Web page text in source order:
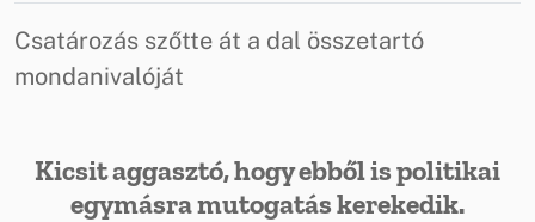
Csatározás szőtte át a dal összetartó
mondanivalóját
Kicsit aggasztó, hogy ebből is politikai
egymásra mutogatás kerekedik.